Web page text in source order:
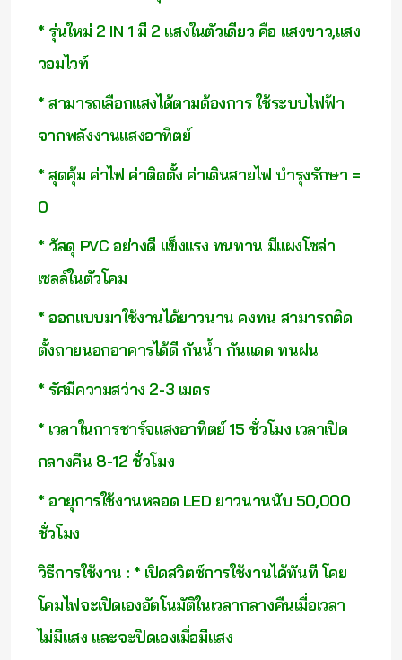
* รุ่นใหม่ 2 IN 1 มี 2 แสงในตัวเดียว คือ แสงขาว,แสง
วอมไวท์
* สามารถเลือกแสงได้ตามต้องการ ใช้ระบบไฟฟ้า
จากพลังงานแสงอาทิตย์
* สุดคุ้ม ค่าไฟ ค่าติดตั้ง ค่าเดินสายไฟ บำรุงรักษา =
0
* วัสดุ PVC อย่างดี แข็งแรง ทนทาน มีแผงโซล่า
เซลล์ในตัวโคม
* ออกแบบมาใช้งานได้ยาวนาน คงทน สามารถติด
ตั้งถายนอกอาคารได้ดี กันน้ำ กันแดด ทนฝน
* รัศมีความสว่าง 2-3 เมตร
* เวลาในการชาร์จแสงอาทิตย์ 15 ชั่วโมง เวลาเปิด
กลางคืน 8-12 ชั่วโมง
* อายุการใช้งานหลอด LED ยาวนานนับ 50,000
ชั่วโมง
วิธีการใช้งาน : * เปิดสวิตซ์การใช้งานได้ทันที โคย
โคมไฟจะเปิดเองอัตโนมัติในเวลากลางคืนเมื่อเวลา
ไม่มีแสง และจะปิดเองเมื่อมีแสง